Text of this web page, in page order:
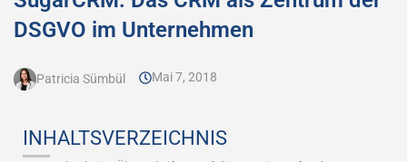
DSGVO im Unternehmen
Patricia Sümbül Mai 7, 2018
INHALTSVERZEICHNIS